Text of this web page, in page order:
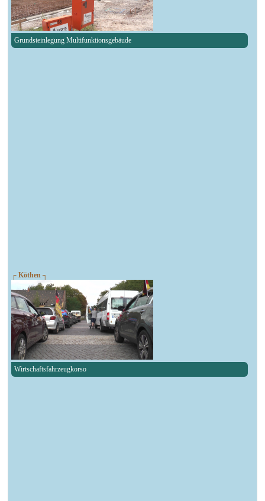
Grundsteinlegung Multifunktionsgebäude
┌ Köthen ┐
Wirtschaftsfahrzeugkorso